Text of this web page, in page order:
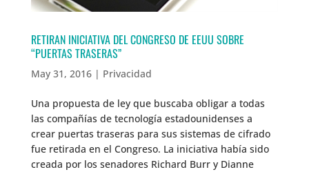
RETIRAN INICIATIVA DEL CONGRESO DE EEUU SOBRE
“PUERTAS TRASERAS”
May 31, 2016| Privacidad
Una propuesta de ley que buscaba obligar a todas
las compañías de tecnología estadounidenses a
crear puertas traseras para sus sistemas de cifrado
fue retirada en el Congreso. La iniciativa había sido
creada por los senadores Richard Burr y Dianne